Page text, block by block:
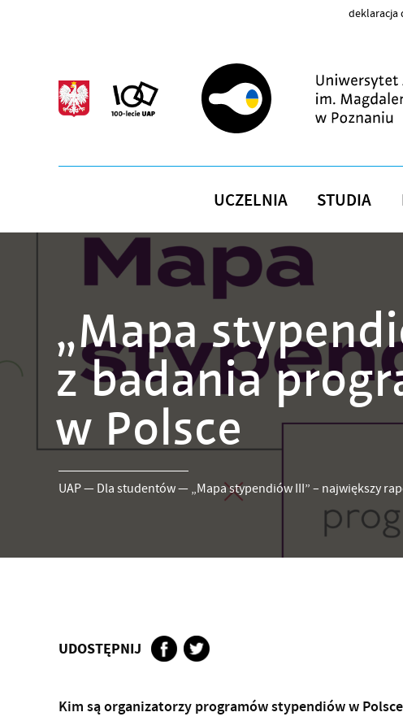
deklaracja
UCZELNIA STUDIA
„Mapa
z badania
w Polsce
UAP— Dla studentów— „Mapa stypendiów III” – największy
UDOSTĘPNIJ
Kim są organizatorzy programów stypendiów w